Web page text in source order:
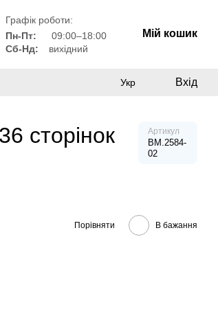
Графік роботи:
Пн-Пт:
09:00–18:00
Сб-Нд:
вихідний
Мій кошик
Укр Вхід
сторінок
Артикул
BM.2584-
02
Порівняти В бажання